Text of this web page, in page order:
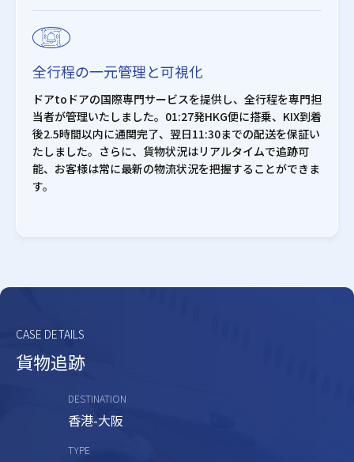
全行程の一元管理と可視化
ドアtoドアの国際専門サービスを提供し、全行程を専門担
当者が管理いたしました。01:27発HKG便に搭乗、KIX到着
後2.5時間以内に通関完了、翌日11:30までの配送を保証い
たしました。さらに、貨物状況はリアルタイムで追跡可
能、お客様は常に最新の物流状況を把握することができま
す。
CASE DETAILS
貨物追跡
DESTINATION
香港-大阪
TYPE